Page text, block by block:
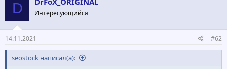
D Интересующийся
14.11.2021 #62
seostock написал(а):